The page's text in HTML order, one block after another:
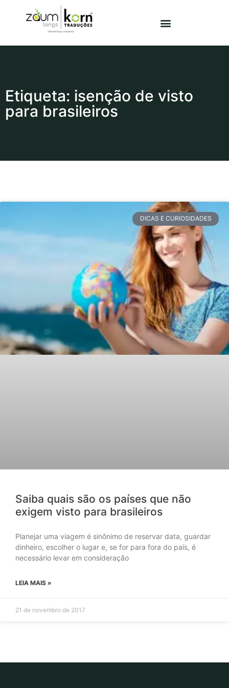
Etiqueta: isenção de visto
para brasileiros
DICAS E CURIOSIDADES
Saiba quais são os países que não
exigem visto para brasileiros
Planejar uma viagem é sinônimo de reservar data, guardar
dinheiro, escolher o lugar e, se for para fora do país, é
necessário levar em consideração
LEIA MAIS »
21 de novembro de 2017